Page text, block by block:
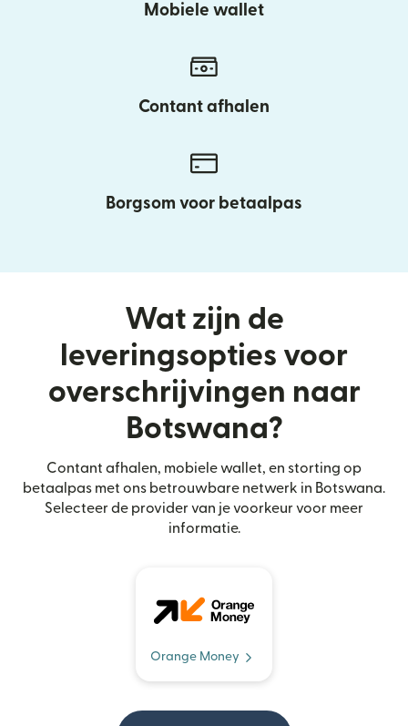
Mobiele wallet
Contant afhalen
Borgsom voor betaalpas
Wat zijn de
leveringsopties voor
overschrijvingen naar
Botswana?
Contant afhalen, mobiele wallet, en storting op
betaalpas met ons betrouwbare netwerk in Botswana.
Selecteer de provider van je voorkeur voor meer
informatie.
Orange Money